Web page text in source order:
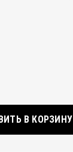
В КОРЗИНУ